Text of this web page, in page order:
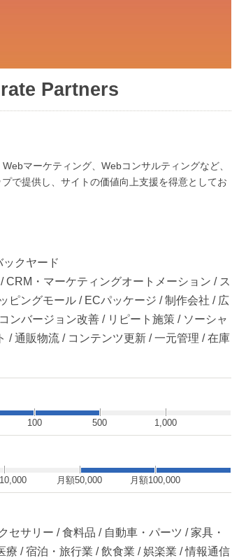
Partners
マーケティング、Webコンサルティングなど、
で提供し、サイトの価値向上支援を得意としてお
ックヤード
CRM・マーケティングオートメーション / ス
ピングモール / ECパッケージ / 制作会社 / 広
ンバージョン改善 / リピート施策 / ソーシャ
/ 通販物流 / コンテンツ更新 / 一元管理 / 在庫
100 500 1,000
月額50,000 月額100,000
セサリー / 食料品 / 自動車・パーツ / 家具・
/ 宿泊・旅行業 / 飲食業 / 娯楽業 / 情報通信